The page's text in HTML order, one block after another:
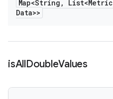
Map<String , List<Metric
Data>>
isAllDoubleValues